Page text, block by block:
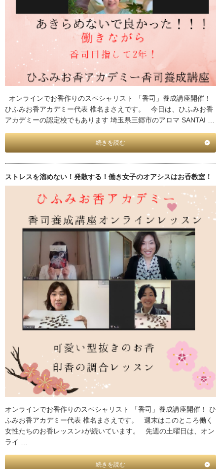
オンラインでお香作りのスペシャリスト 「香司」養成講座開催！
ひふみお香アカデミー代表 椎名まさえです。 今日は、ひふみお香
アカデミーの認定校でもあります 埼玉県三郷市のアロマ SANTAI …
続きを読む
ストレスを溜めない！発散する！働き女子のオアシスはお香教室！
オンラインでお香作りのスペシャリスト 「香司」養成講座開催！ ひ
ふみお香アカデミー代表 椎名まさえです。 週末はこのところ働く
女性たちのお香レッスン♪が続いています。 先週の土曜日は、オン
ライ …
続きを読む